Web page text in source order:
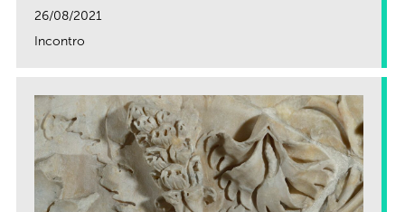
26/08/2021
Incontro